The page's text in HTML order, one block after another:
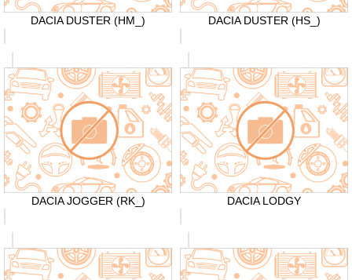
DACIA DUSTER (HM_) DACIA DUSTER (HS_)
DACIA JOGGER (RK_) DACIA LODGY